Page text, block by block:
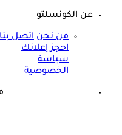
عن الكونسلتو
من نحن اتصل بنا
احجز إعلانك
سياسة
الخصوصية